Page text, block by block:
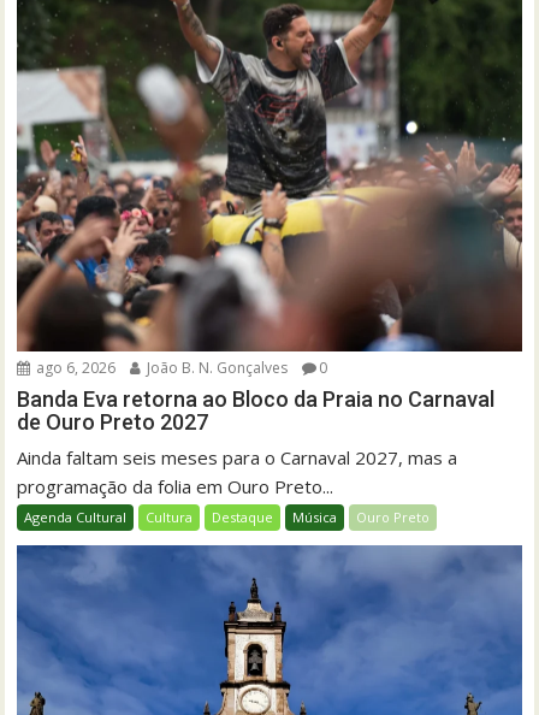
ago 6, 2026 João B. N. Gonçalves 0
Banda Eva retorna ao Bloco da Praia no Carnaval
de Ouro Preto 2027
Ainda faltam seis meses para o Carnaval 2027, mas a
programação da folia em Ouro Preto...
Agenda Cultural Cultura Destaque Música Ouro Preto